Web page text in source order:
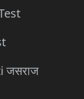
जसराज